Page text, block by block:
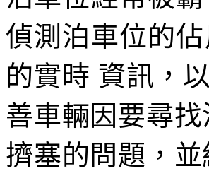
偵測泊車位的
的實時 資訊，
善車輛因要尋
擠塞的問題，